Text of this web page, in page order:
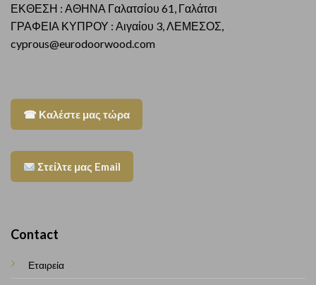
ΕΚΘΕΣΗ : ΑΘΗΝΑ Γαλατσίου 61, Γαλάτσι
ΓΡΑΦΕΙΑ ΚΥΠΡΟΥ : Αιγαίου 3, ΛΕΜΕΣΟΣ,
cyprous@eurodoorwood.com
☎ Καλέστε μας τώρα
Στείλτε μας Email
Contact
Εταιρεία